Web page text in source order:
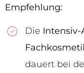
Empfehlung:
Die
dauert bei